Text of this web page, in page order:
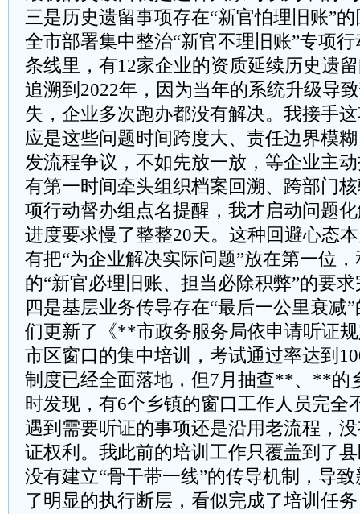
三是历史遗留事项存在“新官怕理旧账”
全市部署集中整治“新官不理旧账”专项
条线里，有12家企业的资质延续历史遗
追溯到2022年，因为当年的系统升级导
失，企业多次跑办都没有解决。我接手
应是这些问题时间跨度大、责任边界模
发流程争议，不如先放一放，等企业主
有第一时间牵头组织档案回溯、跨部门
项行动督办组点名提醒，我才启动问题
进度要求慢了整整20天。这种回避心态
有把“为企业解决实际问题”放在第一位
的“新官必理旧账、担当必除积弊”的要
四是基层业务传导存在“最后一公里衰减
们更新了《**市政务服务局依申请听证
市区窗口的集中培训，考试通过率达到
制度已经全面落地，但7月抽查**、**的
时发现，有6个乡镇的窗口工作人员完全
遇到需要听证的事项还是沿用老流程，
证权利。我此前的培训工作只覆盖到了
没有建立“骨干带一线”的传导机制，导
了明显的执行断层，看似完成了培训任